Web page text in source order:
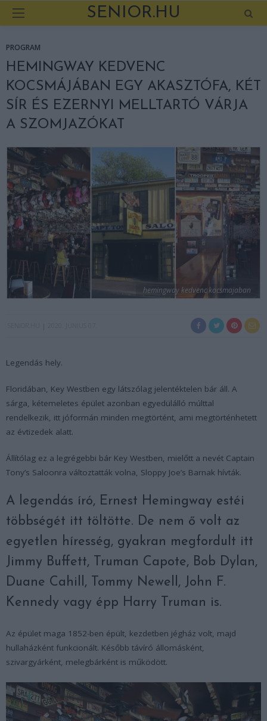
SENIOR.HU
PROGRAM
HEMINGWAY KEDVENC
KOCSMÁJÁBAN EGY AKASZTÓFA, KÉT
SÍR ÉS EZERNYI MELLTARTÓ VÁRJA
A SZOMJAZÓKAT
hemingway kedvenc kocsmajaban
Legendás hely.
Floridában, Key Westben egy látszólag jelentéktelen bár áll. A
sárga, kétemeletes épület azonban egyedülálló múlttal
rendelkezik, itt jóformán minden megtörtént, ami megtörténhetett
az évtizedek alatt.
Állítólag ez a legrégebbi bár Key Westben, mielőtt a nevét Captain
Tony’s Saloonra változtatták volna, Sloppy Joe’s Barnak hívták.
A legendás író, Ernest Hemingway estéi
többségét itt töltötte. De nem ő volt az
egyetlen híresség, gyakran megfordult itt
Jimmy Buffett, Truman Capote, Bob Dylan,
Duane Cahill, Tommy Newell, John F.
Kennedy vagy épp Harry Truman is.
Az épület maga 1852-ben épült, kezdetben jégház volt, majd
hullaházként funkcionált. Később távíró állomásként,
szivargyárként, melegbárként is működött.